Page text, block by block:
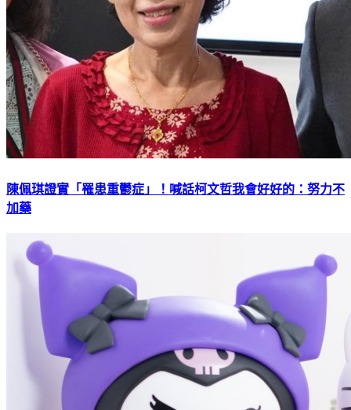
陳佩琪證實「罹患重鬱症」！喊話柯文哲我會好好的：努力不
加藥